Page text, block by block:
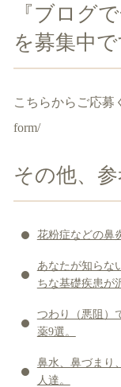
『ブログ
を募集中
こちらからご応募
form/
その他、
花粉症などの鼻
あなたが知らな
ちな基礎疾患が
つわり（悪阻）
薬9選。
鼻水、鼻づまり
人達。